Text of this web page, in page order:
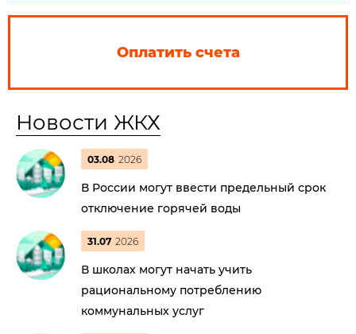
Оплатить счета
Новости ЖКХ
03.08 2026
В России могут ввести предельный срок
отключение горячей воды
31.07 2026
В школах могут начать учить
рациональному потреблению
коммунальных услуг